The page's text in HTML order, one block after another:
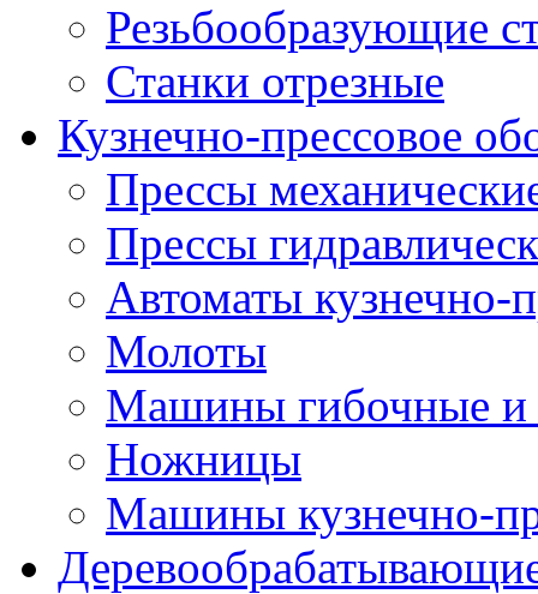
Резьбообразующие
Станки отрезные
Кузнечно-прессовое
Прессы
Прессы
Автоматы кузнечно-
Молоты
Машины гибочные и
Ножницы
Машины кузнечно-